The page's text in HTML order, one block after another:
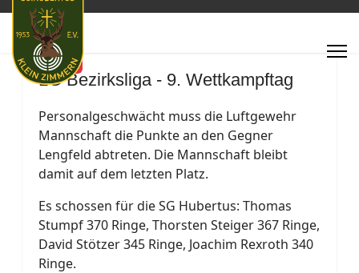
Featured
LG Bezirksliga - 9. Wettkampftag
Personalgeschwächt muss die Luftgewehr
Mannschaft die Punkte an den Gegner
Lengfeld abtreten. Die Mannschaft bleibt
damit auf dem letzten Platz.
Es schossen für die SG Hubertus: Thomas
Stumpf 370 Ringe, Thorsten Steiger 367 Ringe,
David Stötzer 345 Ringe, Joachim Rexroth 340
Ringe.